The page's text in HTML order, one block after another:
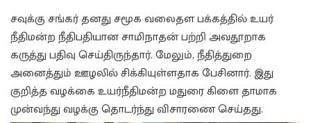
சவுக்கு சங்கர் தனது சமூக வலைதள பக்கத்தில் உயர்
நீதிமன்ற நீதிபதியான சாமிநாதன் பற்றி அவதூறாக
கருத்து பதிவு செய்திருந்தார்.மேலும், நீதித்துறை
அனைத்தும் ஊழலில் சிக்கியுள்ளதாக பேசினார். இது
குறித்த வழக்கை உயர்நீதிமன்ற மதுரை கிளை தாமாக
முன்வந்து வழக்கு தொடர்ந்து விசாரணை செய்தது.